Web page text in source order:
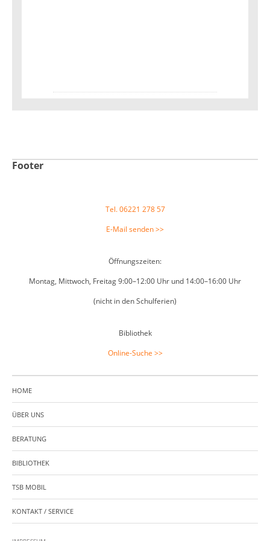
Footer
Tel. 06221 278 57
E-Mail senden >>
Öffnungszeiten:
Montag, Mittwoch, Freitag 9:00–12:00 Uhr und 14:00–16:00 Uhr
(nicht in den Schulferien)
Bibliothek
Online-Suche >>
HOME
ÜBER UNS
BERATUNG
BIBLIOTHEK
TSB MOBIL
KONTAKT / SERVICE